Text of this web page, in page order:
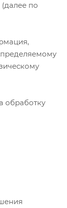
по
обработку